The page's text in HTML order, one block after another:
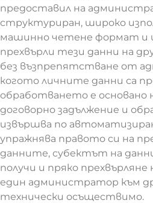
предоставил на
структуриран, широко
машинно четене формат и
прехвърли тези данни на
без възпрепятстване от
когото личните данни са
обработването е основано
договорно задължение и
извършва по
упражнява правото си на
данните, субектът на
получи и пряко
един администратор към
технически осъществимо.